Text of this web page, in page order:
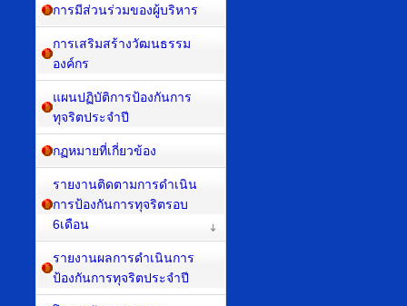
การมีส่วนร่วมของผู้บริหาร
การเสริมสร้างวัฒนธรรม
องค์กร
แผนปฏิบัติการป้องกันการ
ทุจริตประจำปี
กฏหมายที่เกี่ยวข้อง
รายงานติดตามการดำเนิน
การป้องกันการทุจริตรอบ
6เดือน
รายงานผลการดำเนินการ
ป้องกันการทุจริตประจำปี